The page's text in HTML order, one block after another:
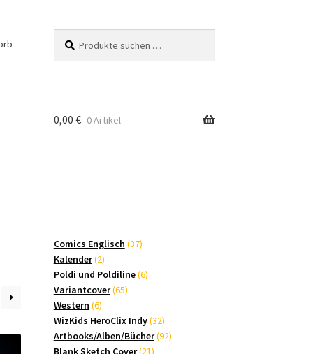
nach:
0,00 € 0 Artikel
Comics Englisch 3737
Kalender 22
Produkte
Poldi und Poldiline 66
Variantcover 6565
Western 66
Produkte
WizKids HeroClix Indy 3232
Produkte
Artbooks/Alben/Bücher 9292
Blank Sketch Cover 2121